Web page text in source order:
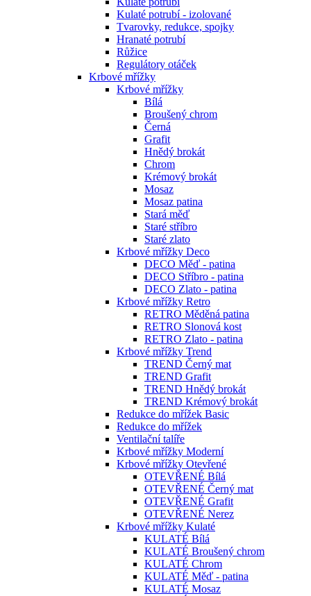
Kulaté potrubí - izolované
Tvarovky, redukce, spojky
Hranaté potrubí
Růžice
Regulátory otáček
Krbové mřížky
Krbové mřížky
Bílá
Broušený chrom
Černá
Grafit
Hnědý brokát
Chrom
Krémový brokát
Mosaz
Mosaz patina
Stará měď
Staré stříbro
Staré zlato
Krbové mřížky Deco
DECO Měď - patina
DECO Stříbro - patina
DECO Zlato - patina
Krbové mřížky Retro
RETRO Měděná patina
RETRO Slonová kost
RETRO Zlato - patina
Krbové mřížky Trend
TREND Černý mat
TREND Grafit
TREND Hnědý brokát
TREND Krémový brokát
Redukce do mřížek Basic
Redukce do mřížek
Ventilační talíře
Krbové mřížky Moderní
Krbové mřížky Otevřené
OTEVŘENÉ Bílá
OTEVŘENÉ Černý mat
OTEVŘENÉ Grafit
OTEVŘENÉ Nerez
Krbové mřížky Kulaté
KULATÉ Bílá
KULATÉ Broušený chrom
KULATÉ Chrom
KULATÉ Měď - patina
KULATÉ Mosaz